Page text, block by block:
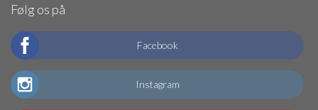
Følg os på
Facebook
Instagram